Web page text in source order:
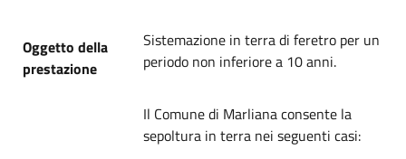
Oggetto della
prestazione
Sistemazione in terra di feretro per un
periodo non inferiore a 10 anni.
Il Comune di Marliana consente la
sepoltura in terra nei seguenti casi: